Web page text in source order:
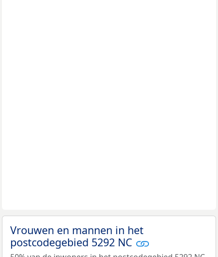
Vrouwen en mannen in het
postcodegebied 5292 NC